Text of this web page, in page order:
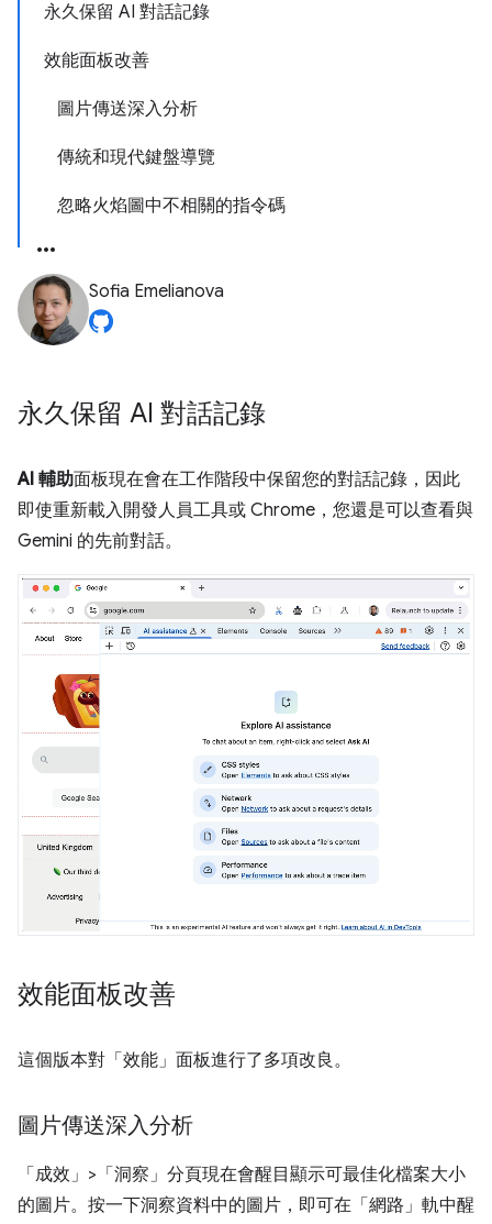
永久保留 AI 對話記錄
效能面板改善
圖片傳送深入分析
傳統和現代鍵盤導覽
忽略火焰圖中不相關的指令碼
Sofia Emelianova
永久保留 AI 對話記錄
AI 輔助面板現在會在工作階段中保留您的對話記錄，因此
即使重新載入開發人員工具或 Chrome，您還是可以查看與
Gemini 的先前對話。
效能面板改善
這個版本對「效能」 面板進行了多項改良。
圖片傳送深入分析
「成效」>「洞察」 分頁現在會醒目顯示可最佳化檔案大小
的圖片。按一下洞察資料中的圖片，即可在「網路」 軌中醒